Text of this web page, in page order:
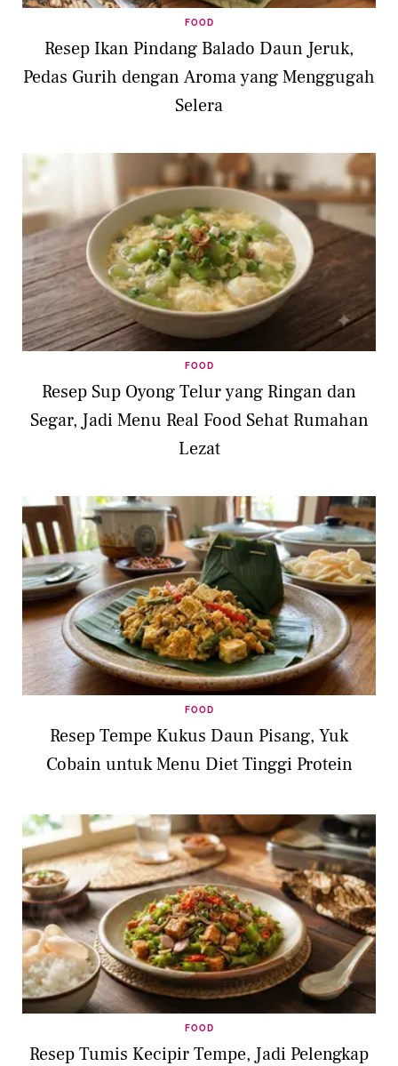
FOOD
Resep Ikan Pindang Balado Daun Jeruk,
Pedas Gurih dengan Aroma yang Menggugah
Selera
FOOD
Resep Sup Oyong Telur yang Ringan dan
Segar, Jadi Menu Real Food Sehat Rumahan
Lezat
FOOD
Resep Tempe Kukus Daun Pisang, Yuk
Cobain untuk Menu Diet Tinggi Protein
FOOD
Resep Tumis Kecipir Tempe, Jadi Pelengkap